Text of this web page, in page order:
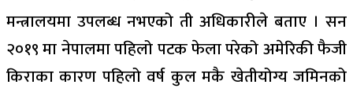
मन्त्रालयमा उपलब्ध नभएको ती अधिकारीले बताए । सन
२०१९ मा नेपालमा पहिलो पटक फेला परेको अमेरिकी फैजी
किराका कारण पहिलो वर्ष कुल मकै खेतीयोग्य जमिनको